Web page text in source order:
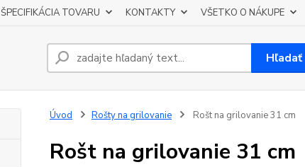
ŠPECIFIKÁCIA TOVARU KONTAKTY VŠETKO O NÁKUPE
Hľadať
Úvod Rošty na grilovanie Rošt na grilovanie 31 cm
Rošt na grilovanie 31 cm